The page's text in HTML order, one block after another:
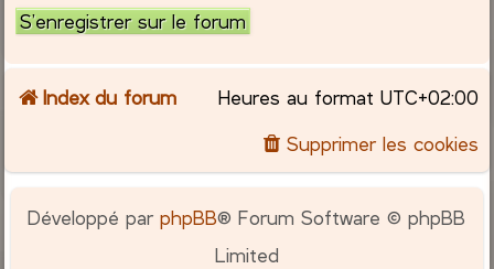
S’enregistrer sur le forum
Index du forum Heures au format UTC+02:00
Supprimer les cookies
Développé parphpBB® Forum Software © phpBB
Limited